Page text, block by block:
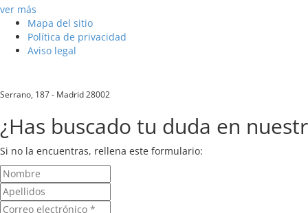
ver más
Mapa del sitio
Política de privacidad
Aviso legal
Serrano, 187 - Madrid 28002
¿Has buscado tu duda en
Si no la encuentras, rellena este formulario: